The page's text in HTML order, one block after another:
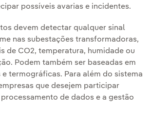
possíveis avarias e incidentes.
devem detectar qualquer sinal
nas subestações transformadoras,
de CO2, temperatura, humidade ou
Podem também ser baseadas em
termográficas. Para além do sistema
que desejem participar
de dados e a gestão